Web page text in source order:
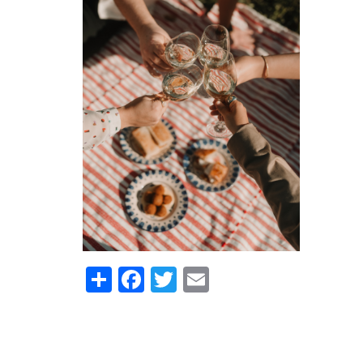
ShareFacebook
Twitter